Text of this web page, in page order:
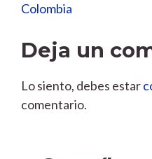
Colombia
Deja un
Lo siento, debes estar
comentario.